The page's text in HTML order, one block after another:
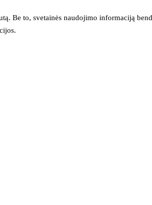
Be to, svetainės naudojimo informaciją